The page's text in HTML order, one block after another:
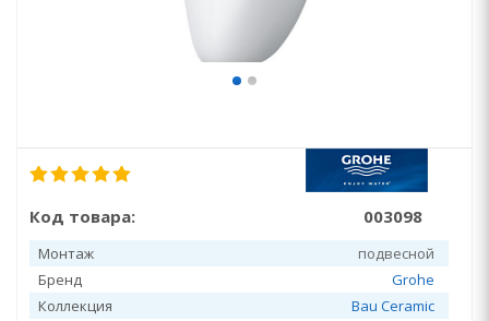
Код товара: 003098
Монтаж
подвесной
Бренд
Grohe
Коллекция
Bau Ceramic